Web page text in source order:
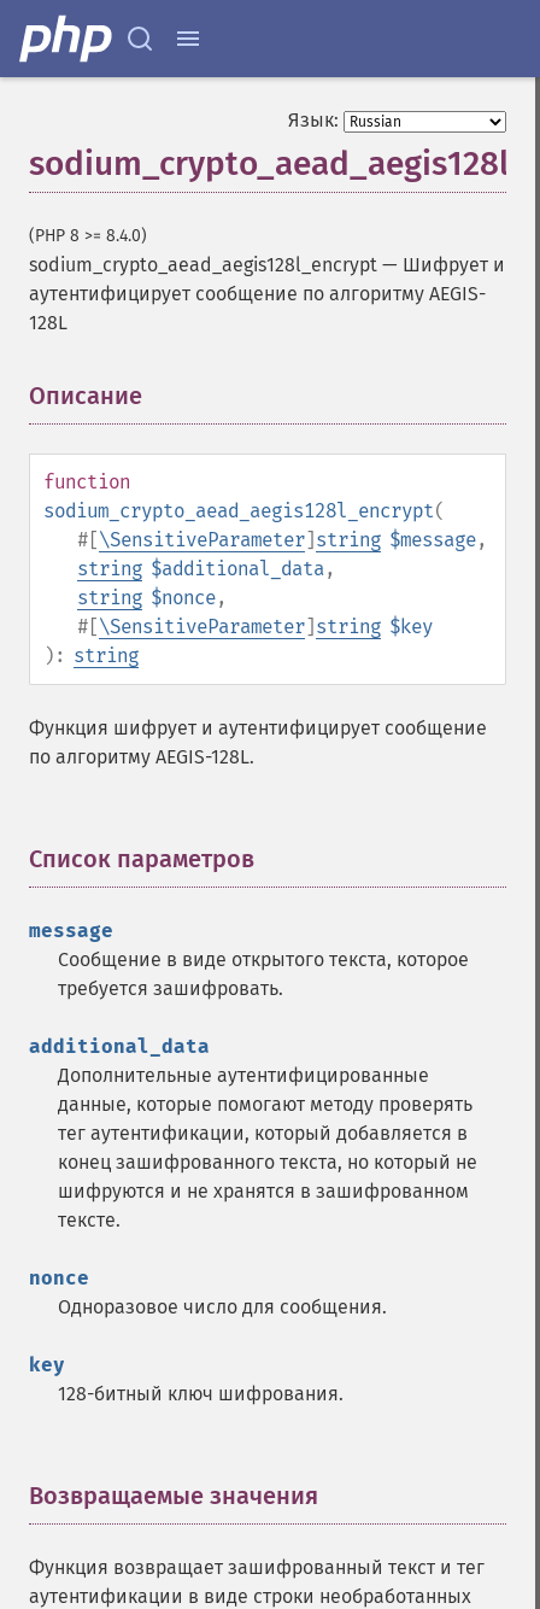
Язык:
(PHP 8 >= 8.4.0)
sodium_crypto_aead_aegis128l_encrypt — Шифрует и
аутентифицирует сообщение по алгоритму AEGIS-
128L
Описание
function
sodium_crypto_aead_aegis128l_encrypt(
#[\SensitiveParameter] string $message,
string $additional_data,
string $nonce,
#[\SensitiveParameter] string $key
): string
Функция шифрует и аутентифицирует сообщение
по алгоритму AEGIS-128L.
Список параметров
message
Сообщение в виде открытого текста, которое
требуется зашифровать.
additional_data
Дополнительные аутентифицированные
данные, которые помогают методу проверять
тег аутентификации, который добавляется в
конец зашифрованного текста, но который не
шифруются и не хранятся в зашифрованном
тексте.
nonce
Одноразовое число для сообщения.
key
128-битный ключ шифрования.
Возвращаемые значения
Функция возвращает зашифрованный текст и тег
аутентификации в виде строки необработанных